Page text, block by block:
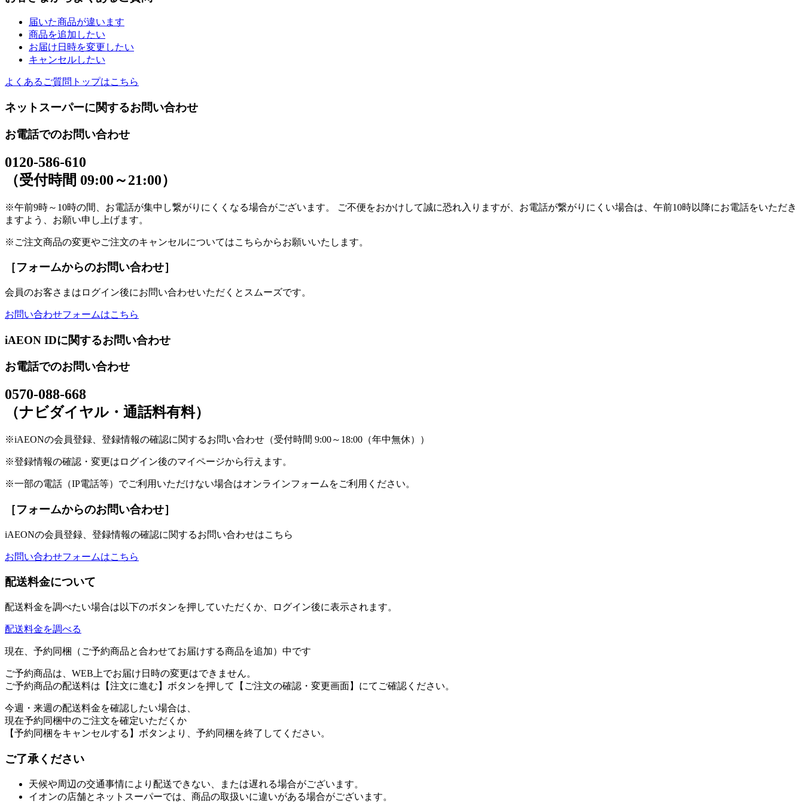
届いた商品が違います
商品を追加したい
お届け日時を変更したい
キャンセルしたい
よくあるご質問トップはこちら
ネットスーパーに関するお問い合わせ
お電話でのお問い合わせ
0120-586-610
（受付時間 09:00～21:00）
※午前9時～10時の間、お電話が集中し繋がりにくくなる場合がございます。 ご不便をおかけして誠に恐れ入りますが、お電話が繋がりにくい場合は、午前10時以降にお電話をいただき
ますよう、お願い申し上げます。
※ご注文商品の変更やご注文のキャンセルについてはこちらからお願いいたします。
［フォームからのお問い合わせ］
会員のお客さまはログイン後にお問い合わせいただくとスムーズです。
お問い合わせフォームはこちら
iAEON IDに関するお問い合わせ
お電話でのお問い合わせ
0570-088-668
（ナビダイヤル・通話料有料）
※iAEONの会員登録、登録情報の確認に関するお問い合わせ（受付時間 9:00～18:00（年中無休））
※登録情報の確認・変更はログイン後のマイページから行えます。
※一部の電話（IP電話等）でご利用いただけない場合はオンラインフォームをご利用ください。
［フォームからのお問い合わせ］
iAEONの会員登録、登録情報の確認に関するお問い合わせはこちら
お問い合わせフォームはこちら
配送料金について
配送料金を調べたい場合は以下のボタンを押していただくか、ログイン後に表示されます。
配送料金を調べる
現在、予約同梱（ご予約商品と合わせてお届けする商品を追加）中です
ご予約商品は、WEB上でお届け日時の変更はできません。
ご予約商品の配送料は【注文に進む】ボタンを押して【ご注文の確認・変更画面】にてご確認ください。
今週・来週の配送料金を確認したい場合は、
現在予約同梱中のご注文を確定いただくか
【予約同梱をキャンセルする】ボタンより、予約同梱を終了してください。
ご了承ください
天候や周辺の交通事情により配送できない、または遅れる場合がございます。
イオンの店舗とネットスーパーでは、商品の取扱いに違いがある場合がございます。